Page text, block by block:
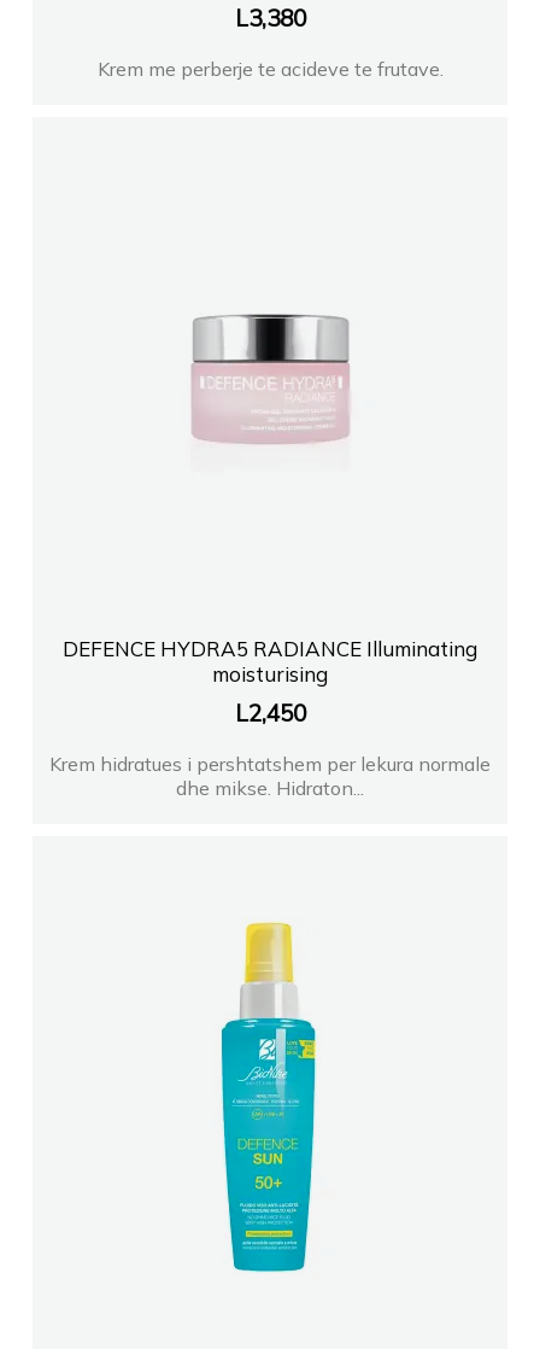
L3,380
Krem me perberje te acideve te frutave.
DEFENCE HYDRA5 RADIANCE Illuminating
moisturising
L2,450
Krem hidratues i pershtatshem per lekura normale
dhe mikse. Hidraton...